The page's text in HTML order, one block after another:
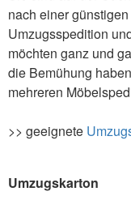
nach einer günstigen
Umzugsspedition
möchten ganz und
die Bemühung
mehreren
>> geeignete
Umzugskarton